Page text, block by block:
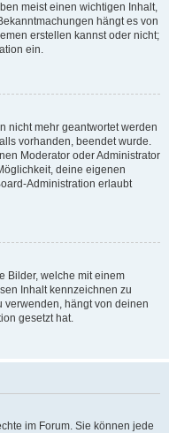
meist einen wichtigen Inhalt,
hängt es von
erstellen kannst oder nicht;
ein.
nicht mehr geantwortet werden
vorhanden, beendet wurde.
Moderator oder Administrator
deine eigenen
Administration erlaubt
Bilder, welche mit einem
Inhalt kennzeichnen zu
verwenden, hängt von deinen
gesetzt hat.
im Forum. Sie können jede